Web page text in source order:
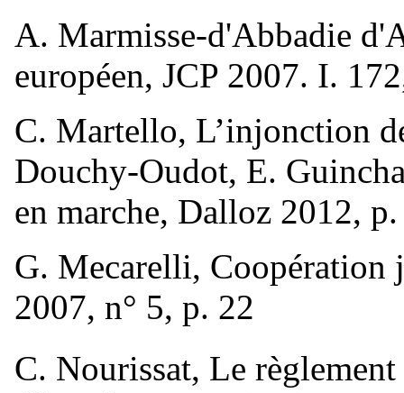
A. Marmisse-d'Abbadie
européen, JCP 2007. I.
C. Martello, L’injonction
Douchy-Oudot, E.
en marche, Dalloz 2012,
G. Mecarelli,
2007, n° 5, p. 22
C. Nourissat, Le